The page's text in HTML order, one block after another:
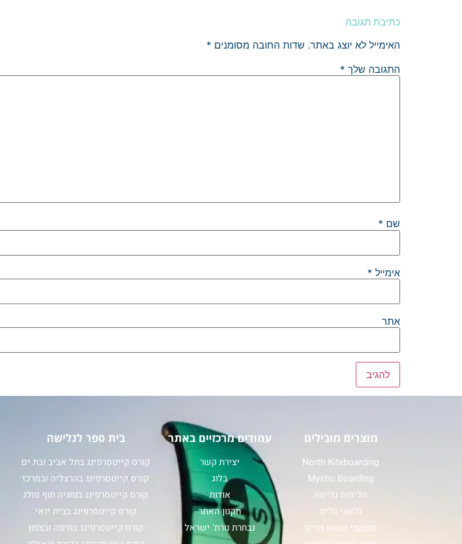
כתיבת תגובה
האימייל לא יוצג באתר. שדות החובה מסומנים *
התגובה שלך *
שם *
אימייל *
אתר
מוצרים מובילים
North Kiteboarding
Mystic Boarding
חליפות גלישה
גלשני גלים
משקפי שמש צפים
עמודים מרכזיים באתר
יצירת קשר
בלוג
אודות
תקנון האתר
נבחרת נורת' ישראל
בית ספר לגלישה
קורס קייטסרפינג בתל אביב ובת ים
קורס קייטסרפינג בהרצליה ובמרכז
קורס קייטסרפינג בנתניה חוף פולג
קורס קייטסרפינג בבית ינאי
קורס קייטסרפינג בחיפה ובצפון